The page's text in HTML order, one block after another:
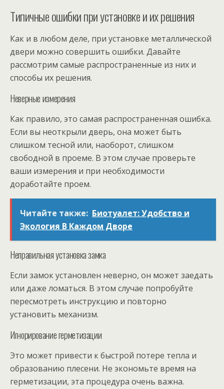
Типичные ошибки при установке и их решения
Как и в любом деле, при установке металлической
двери можно совершить ошибки. Давайте
рассмотрим самые распространенные из них и
способы их решения.
Неверные измерения
Как правило, это самая распространенная ошибка.
Если вы неоткрыли дверь, она может быть
слишком тесной или, наоборот, слишком
свободной в проеме. В этом случае проверьте
ваши измерения и при необходимости
доработайте проем.
Читайте также: Биотуалет: Удобство и
Экология В Каждом Дворе
Неправильная установка замка
Если замок установлен неверно, он может заедать
или даже ломаться. В этом случае попробуйте
пересмотреть инструкцию и повторно
установить механизм.
Игнорирование герметизации
Это может привести к быстрой потере тепла и
образованию плесени. Не экономьте время на
герметизации, эта процедура очень важна.